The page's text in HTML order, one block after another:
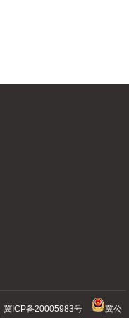
冀ICP备20005983号 冀公